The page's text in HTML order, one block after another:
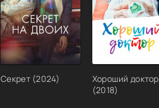
Секрет (2024)
Хороший доктор
(2018)